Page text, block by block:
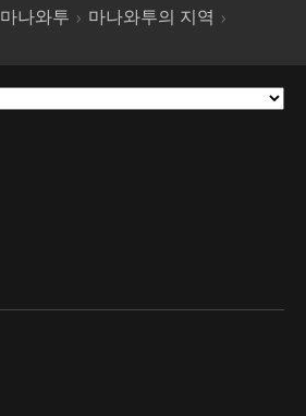
마나와투
마나와투의 지역